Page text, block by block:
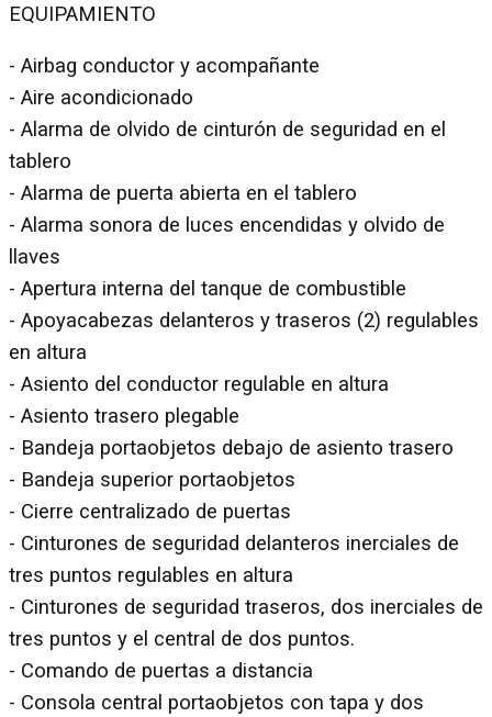
EQUIPAMIENTO
- Airbag conductor y acompañante
- Aire acondicionado
- Alarma de olvido de cinturón de seguridad en el
tablero
- Alarma de puerta abierta en el tablero
- Alarma sonora de luces encendidas y olvido de
llaves
- Apertura interna del tanque de combustible
- Apoyacabezas delanteros y traseros (2) regulables
en altura
- Asiento del conductor regulable en altura
- Asiento trasero plegable
- Bandeja portaobjetos debajo de asiento trasero
- Bandeja superior portaobjetos
- Cierre centralizado de puertas
- Cinturones de seguridad delanteros inerciales de
tres puntos regulables en altura
- Cinturones de seguridad traseros, dos inerciales de
tres puntos y el central de dos puntos.
- Comando de puertas a distancia
- Consola central portaobjetos con tapa y dos